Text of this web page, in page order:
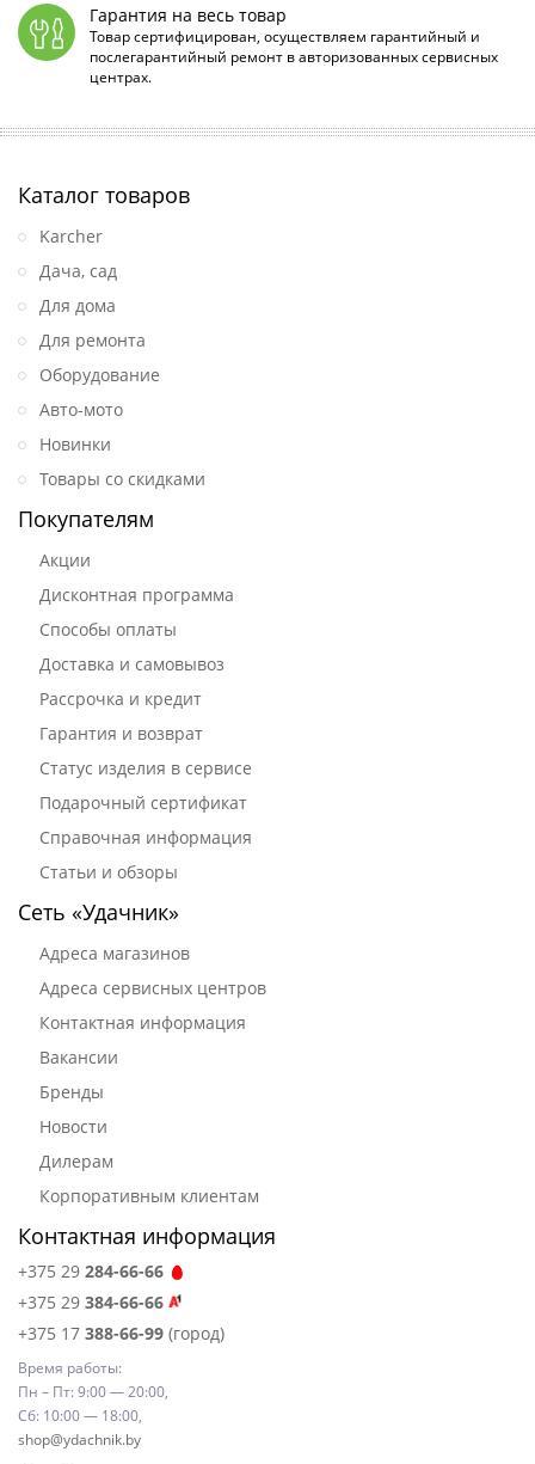
Гарантия на весь товар
Товар сертифицирован, осуществляем гарантийный и
послегарантийный ремонт в авторизованных сервисных
центрах.
Каталог товаров
Karcher
Дача, сад
Для дома
Для ремонта
Оборудование
Авто-мото
Новинки
Товары со скидками
Покупателям
Акции
Дисконтная программа
Способы оплаты
Доставка и самовывоз
Рассрочка и кредит
Гарантия и возврат
Статус изделия в сервисе
Подарочный сертификат
Справочная информация
Статьи и обзоры
Сеть «Удачник»
Адреса магазинов
Адреса сервисных центров
Контактная информация
Вакансии
Бренды
Новости
Дилерам
Корпоративным клиентам
Контактная информация
+375 29 284-66-66
+375 29 384-66-66
+375 17 388-66-99 (город)
Время работы:
Пн – Пт: 9:00 — 20:00,
Сб: 10:00 — 18:00,
shop@ydachnik.by